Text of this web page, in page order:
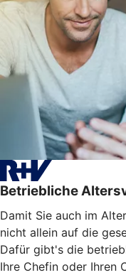
Betriebliche
Damit Sie auch im
nicht allein auf die
Dafür gibt's die
Ihre Chefin oder Ihren